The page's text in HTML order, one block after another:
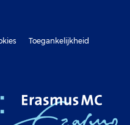
Toegankelijkheid